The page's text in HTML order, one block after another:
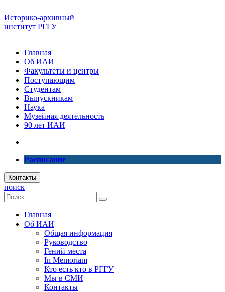
Историко-архивный
институт РГГУ
Главная
Об ИАИ
Факультеты и центры
Поступающим
Студентам
Выпускникам
Наука
Музейная деятельность
90 лет ИАИ
Расписание
Контакты
поиск
Главная
Об ИАИ
Общая информация
Руководство
Гений места
In Memoriam
Кто есть кто в РГГУ
Мы в СМИ
Контакты